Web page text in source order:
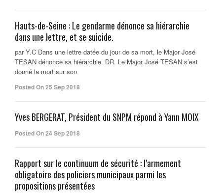
Hauts-de-Seine : Le gendarme dénonce sa hiérarchie
dans une lettre, et se suicide.
par Y.C Dans une lettre datée du jour de sa mort, le Major José
TESAN dénonce sa hiérarchie. DR. Le Major José TESAN s’est
donné la mort sur son
Posted On 25 Sep 2018
Yves BERGERAT, Président du SNPM répond à Yann MOIX
Posted On 24 Sep 2018
Rapport sur le continuum de sécurité : l’armement
obligatoire des policiers municipaux parmi les
propositions présentées